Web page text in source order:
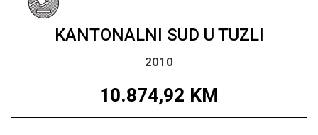
KANTONALNI SUD U TUZLI
2010
10.874,92 KM